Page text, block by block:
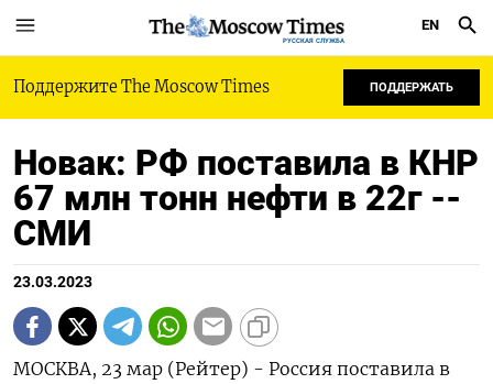
РУССКАЯ СЛУЖБА
EN
Поддержите The Moscow Times ПОДДЕРЖАТЬ
Новак: РФ поставила в КНР
67 млн тонн нефти в 22г --
СМИ
23.03.2023
МОСКВА, 23 мар (Рейтер) - Россия поставила в